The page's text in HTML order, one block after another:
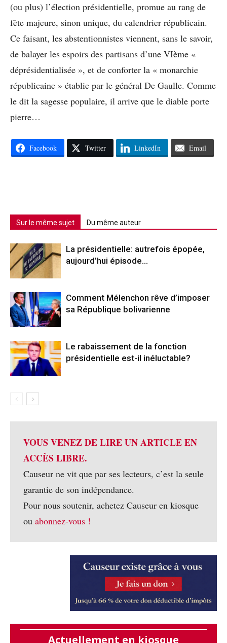
(ou plus) l’élection présidentielle, promue au rang de
fête majeure, sinon unique, du calendrier républicain.
Ce faisant, les abstentionnistes viennent, sans le savoir,
de balayer les espoirs des partisans d’une VIème «
déprésidentialisée », et de conforter la « monarchie
républicaine » établie par le général De Gaulle. Comme
le dit la sagesse populaire, il arrive que le diable porte
pierre…
Facebook Twitter LinkedIn Email
Sur le même sujet Du même auteur
La présidentielle: autrefois épopée,
aujourd’hui épisode…
Comment Mélenchon rêve d’imposer
sa République bolivarienne
Le rabaissement de la fonction
présidentielle est-il inéluctable?
VOUS VENEZ DE LIRE UN ARTICLE EN
ACCÈS LIBRE.
Causeur ne vit que par ses lecteurs, c’est la seule
garantie de son indépendance.
Pour nous soutenir, achetez Causeur en kiosque
ou abonnez-vous !
Actuellement en kiosque